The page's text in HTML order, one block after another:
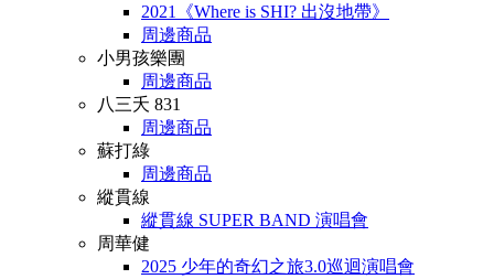
2021《Where is SHI? 出沒地帶》
周邊商品
小男孩樂團
周邊商品
八三夭 831
周邊商品
蘇打綠
周邊商品
縱貫線
縱貫線 SUPER BAND 演唱會
周華健
2025 少年的奇幻之旅3.0巡迴演唱會